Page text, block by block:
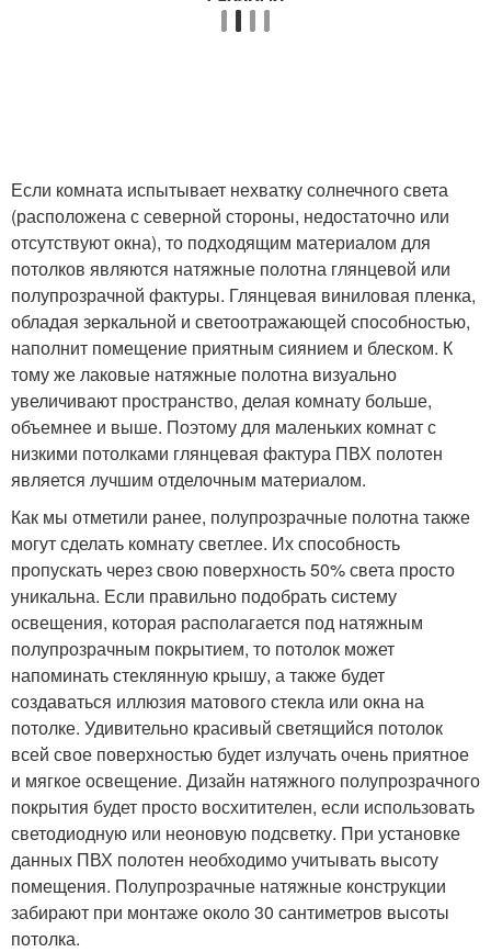
Если комната испытывает нехватку солнечного света
(расположена с северной стороны, недостаточно или
отсутствуют окна), то подходящим материалом для
потолков являются натяжные полотна глянцевой или
полупрозрачной фактуры. Глянцевая виниловая пленка,
обладая зеркальной и светоотражающей способностью,
наполнит помещение приятным сиянием и блеском. К
тому же лаковые натяжные полотна визуально
увеличивают пространство, делая комнату больше,
объемнее и выше. Поэтому для маленьких комнат с
низкими потолками глянцевая фактура ПВХ полотен
является лучшим отделочным материалом.
Как мы отметили ранее, полупрозрачные полотна также
могут сделать комнату светлее. Их способность
пропускать через свою поверхность 50% света просто
уникальна. Если правильно подобрать систему
освещения, которая располагается под натяжным
полупрозрачным покрытием, то потолок может
напоминать стеклянную крышу, а также будет
создаваться иллюзия матового стекла или окна на
потолке. Удивительно красивый светящийся потолок
всей свое поверхностью будет излучать очень приятное
и мягкое освещение. Дизайн натяжного полупрозрачного
покрытия будет просто восхитителен, если использовать
светодиодную или неоновую подсветку. При установке
данных ПВХ полотен необходимо учитывать высоту
помещения. Полупрозрачные натяжные конструкции
забирают при монтаже около 30 сантиметров высоты
потолка.